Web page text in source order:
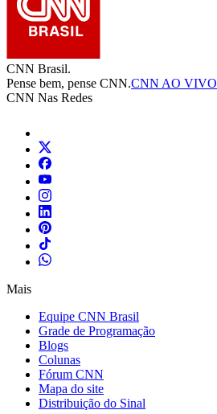
CNN Brasil.
Pense bem, pense CNN.CNN AO VIVO
CNN Nas Redes
Mais
Equipe CNN Brasil
Grade de Programação
Blogs
Colunas
Fórum CNN
Mapa do site
Distribuição do Sinal